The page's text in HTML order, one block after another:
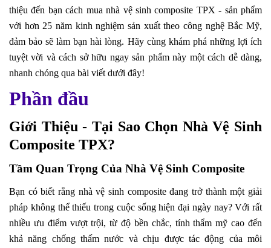
thiệu đến bạn cách mua nhà vệ sinh composite TPX - sản phẩm
với hơn 25 năm kinh nghiệm sản xuất theo công nghệ Bắc Mỹ,
đảm bảo sẽ làm bạn hài lòng. Hãy cùng khám phá những lợi ích
tuyệt vời và cách sở hữu ngay sản phẩm này một cách dễ dàng,
nhanh chóng qua bài viết dưới đây!
Phần đầu
Giới Thiệu - Tại Sao Chọn Nhà Vệ Sinh
Composite TPX?
Tầm Quan Trọng Của Nhà Vệ Sinh Composite
Bạn có biết rằng nhà vệ sinh composite đang trở thành một giải
pháp không thể thiếu trong cuộc sống hiện đại ngày nay? Với rất
nhiều ưu điểm vượt trội, từ độ bền chắc, tính thẩm mỹ cao đến
khả năng chống thấm nước và chịu được tác động của môi